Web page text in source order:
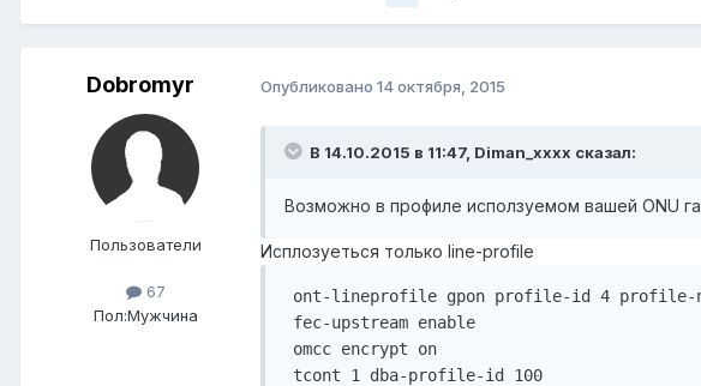
Dobromyr
Пользователи
67
Пол:Мужчина
Опубликовано 14 октября, 2015
В 14.10.2015 в 11:47, Diman_xxxx сказал:
Возможно в профиле исползуемом вашей ONU
Исплозуеться только line-profile
ont-lineprofile gpon profile-id 4 profile-
fec-upstream enable
omcc encrypt on
tcont 1 dba-profile-id 100